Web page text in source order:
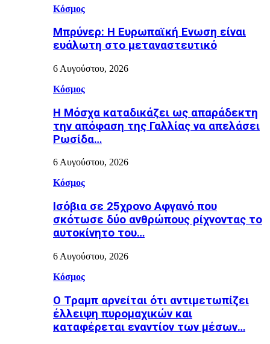
Κόσμος
Μπρύνερ: Η Ευρωπαϊκή Ενωση είναι
ευάλωτη στο μεταναστευτικό
6 Αυγούστου, 2026
Κόσμος
Η Μόσχα καταδικάζει ως απαράδεκτη
την απόφαση της Γαλλίας να απελάσει
Ρωσίδα…
6 Αυγούστου, 2026
Κόσμος
Ισόβια σε 25χρονο Αφγανό που
σκότωσε δύο ανθρώπους ρίχνοντας το
αυτοκίνητο του…
6 Αυγούστου, 2026
Κόσμος
Ο Τραμπ αρνείται ότι αντιμετωπίζει
έλλειψη πυρομαχικών και
καταφέρεται εναντίον των μέσων…